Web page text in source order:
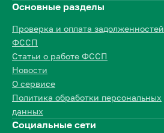
Основные разделы
Проверка и оплата задолженностей
ФССП
Статьи о работе ФССП
Новости
О сервисе
Политика обработки персональных
данных
Социальные сети